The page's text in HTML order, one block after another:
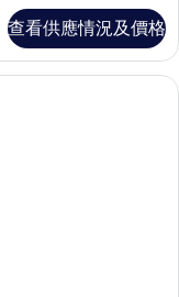
查看供應情況及價格
寢具、羽絨被、特厚豪華床